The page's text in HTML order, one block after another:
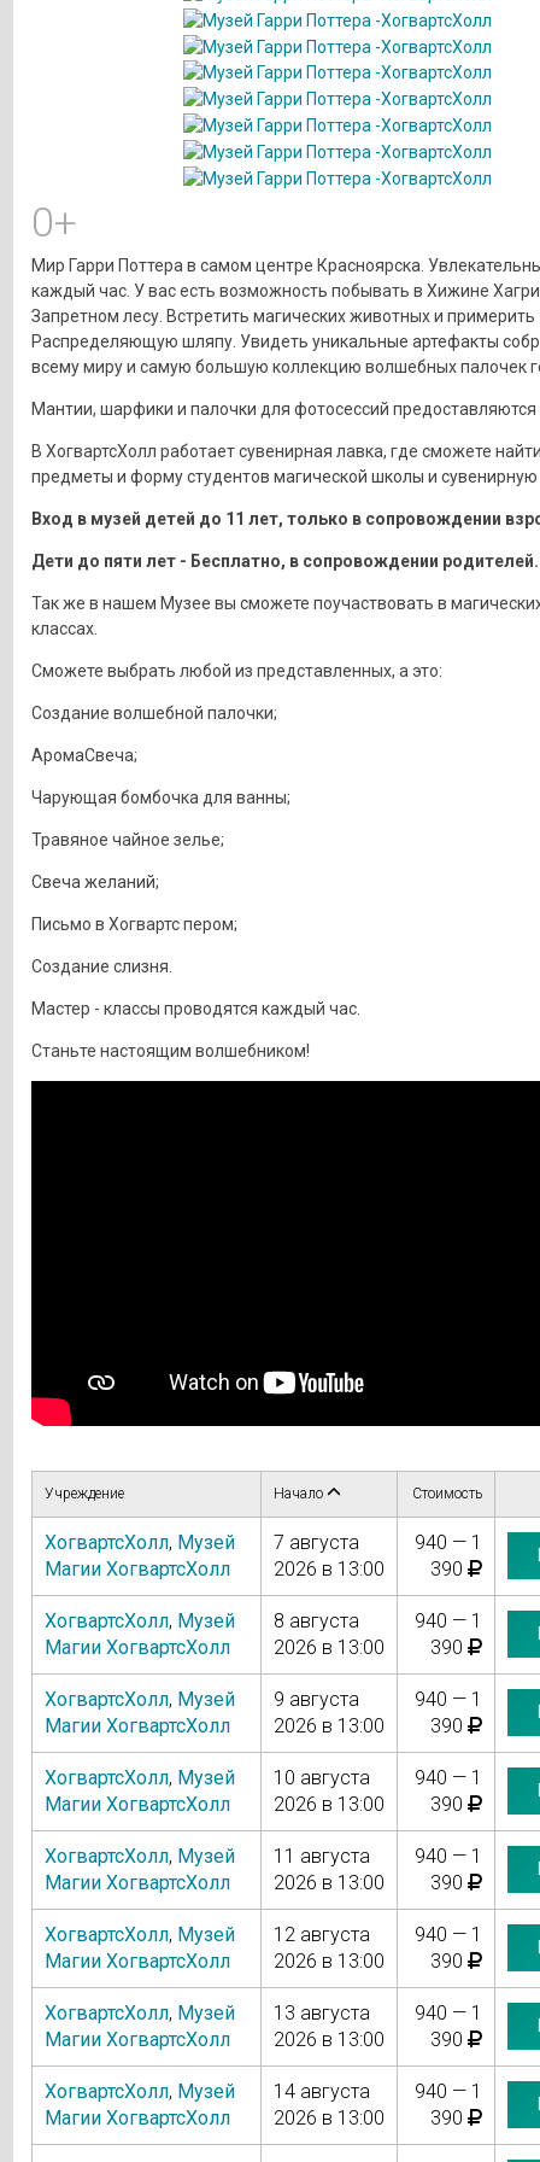
0+
Мир Гарри Поттера в самом центре Красноярска.
каждый час. У вас есть возможность побывать в Хижине
Запретном лесу. Встретить магических животных и примерить
Распределяющую шляпу. Увидеть уникальные артефакты
всему миру и самую большую коллекцию волшебных палочек
Мантии, шарфики и палочки для фотосессий предоставляются
В ХогвартсХолл работает сувенирная лавка, где сможете
предметы и форму студентов магической школы и
Вход в музей детей до 11 лет, только в сопровождении
Дети до пяти лет - Бесплатно, в сопровождении родителей.
Так же в нашем Музее вы сможете поучаствовать в
классах.
Сможете выбрать любой из представленных, а это:
Создание волшебной палочки;
АромаСвеча;
Чарующая бомбочка для ванны;
Травяное чайное зелье;
Свеча желаний;
Письмо в Хогвартс пером;
Создание слизня.
Мастер - классы проводятся каждый час.
Станьте настоящим волшебником!
Учреждение Начало Стоимость
ХогвартсХолл, Музей
Магии ХогвартсХолл
7 августа
2026 в 13:00
940 — 1
390
ХогвартсХолл, Музей
Магии ХогвартсХолл
8 августа
2026 в 13:00
940 — 1
390
ХогвартсХолл, Музей
Магии ХогвартсХолл
9 августа
2026 в 13:00
940 — 1
390
ХогвартсХолл, Музей
Магии ХогвартсХолл
10 августа
2026 в 13:00
940 — 1
390
ХогвартсХолл, Музей
Магии ХогвартсХолл
11 августа
2026 в 13:00
940 — 1
390
ХогвартсХолл, Музей
Магии ХогвартсХолл
12 августа
2026 в 13:00
940 — 1
390
ХогвартсХолл, Музей
Магии ХогвартсХолл
13 августа
2026 в 13:00
940 — 1
390
ХогвартсХолл, Музей
Магии ХогвартсХолл
14 августа
2026 в 13:00
940 — 1
390